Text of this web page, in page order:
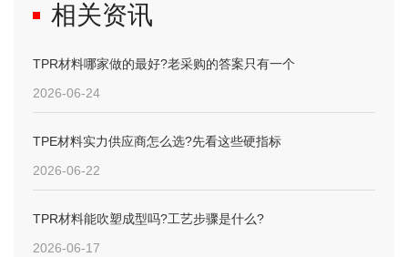
相关资讯
TPR材料哪家做的最好?老采购的答案只有一个
2026-06-24
TPE材料实力供应商怎么选?先看这些硬指标
2026-06-22
TPR材料能吹塑成型吗?工艺步骤是什么?
2026-06-17